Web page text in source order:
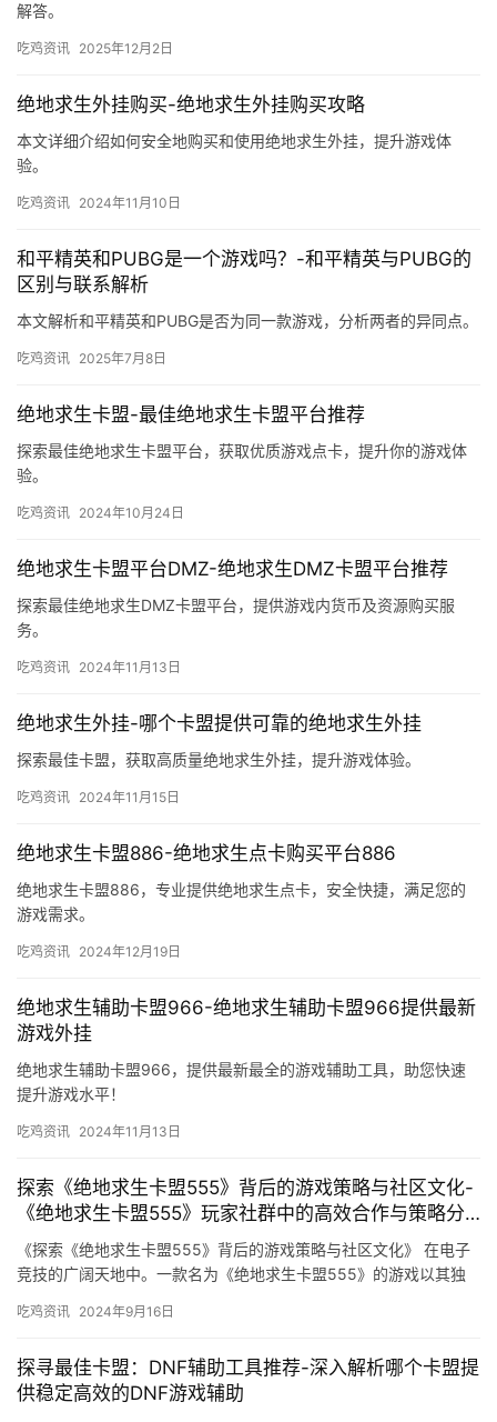
解答。
吃鸡资讯 2025年12月2日
绝地求生外挂购买-绝地求生外挂购买攻略
本文详细介绍如何安全地购买和使用绝地求生外挂，提升游戏体
验。
吃鸡资讯 2024年11月10日
和平精英和PUBG是一个游戏吗？-和平精英与PUBG的
区别与联系解析
本文解析和平精英和PUBG是否为同一款游戏，分析两者的异同点。
吃鸡资讯 2025年7月8日
绝地求生卡盟-最佳绝地求生卡盟平台推荐
探索最佳绝地求生卡盟平台，获取优质游戏点卡，提升你的游戏体
验。
吃鸡资讯 2024年10月24日
绝地求生卡盟平台DMZ-绝地求生DMZ卡盟平台推荐
探索最佳绝地求生DMZ卡盟平台，提供游戏内货币及资源购买服
务。
吃鸡资讯 2024年11月13日
绝地求生外挂-哪个卡盟提供可靠的绝地求生外挂
探索最佳卡盟，获取高质量绝地求生外挂，提升游戏体验。
吃鸡资讯 2024年11月15日
绝地求生卡盟886-绝地求生点卡购买平台886
绝地求生卡盟886，专业提供绝地求生点卡，安全快捷，满足您的
游戏需求。
吃鸡资讯 2024年12月19日
绝地求生辅助卡盟966-绝地求生辅助卡盟966提供最新
游戏外挂
绝地求生辅助卡盟966，提供最新最全的游戏辅助工具，助您快速
提升游戏水平！
吃鸡资讯 2024年11月13日
探索《绝地求生卡盟555》背后的游戏策略与社区文化-
《绝地求生卡盟555》玩家社群中的高效合作与策略分
享
《探索《绝地求生卡盟555》背后的游戏策略与社区文化》 在电子
竞技的广阔天地中。一款名为《绝地求生卡盟555》的游戏以其独
吃鸡资讯 2024年9月16日
探寻最佳卡盟：DNF辅助工具推荐-深入解析哪个卡盟提
供稳定高效的DNF游戏辅助